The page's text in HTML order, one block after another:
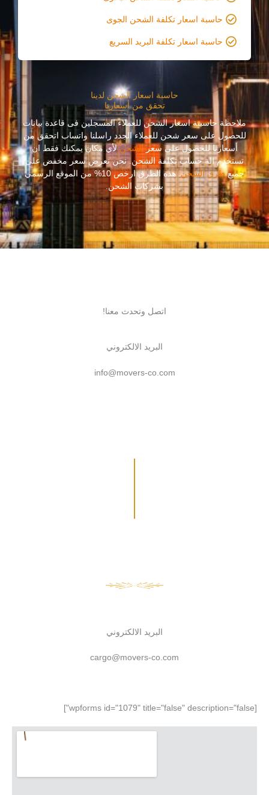
حاسبة اسعار تكلفة الشحن الجوى
حاسبة اسعار تكلفة البريد السريع
حاسبة اسعار الشحن لدينا
تحقق من أسعارنا
ملاحظة حاسبىة اسعار الشحن للعملاء المسجلين فى قاعدة بيانات
للحصول على سعر شحن للعملاء الجدد راسلنا واتساب اتحقق من
أسعارنا للحصول على سعرالشحنلأي مكان يمكنك فقط ان
تستخدم الة حساب تكلفة الشحن. نحن نعرض سعر مخفض على
جميعطرق الشحن
. هذه الطرق ارخص 10% من الموقع الرسمي
بشركات الشحن.
اتصل وتحدث معنا!
البريد الالكتروني
info@movers-co.com
البريد الالكتروني
cargo@movers-co.com
[wpforms id="1079" title="false" description="false"]